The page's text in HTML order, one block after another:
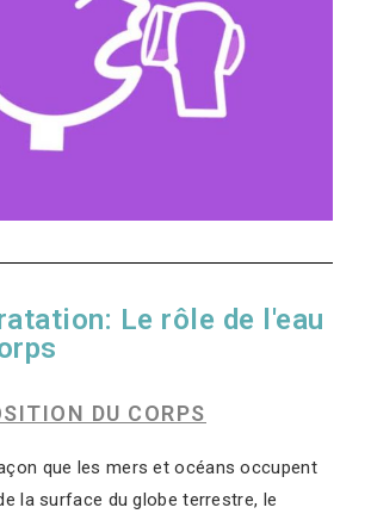
Le rôle de l'eau
DU CORPS
que les mers et océans occupent
la surface du globe terrestre, le